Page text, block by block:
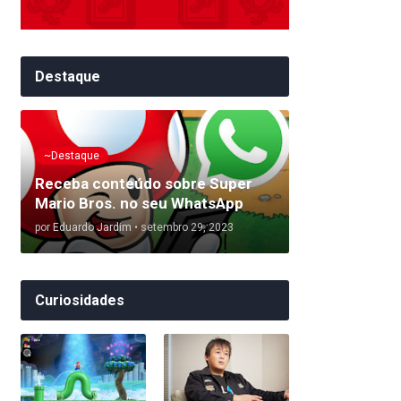
Destaque
~Destaque
Receba conteúdo sobre Super
Mario Bros. no seu WhatsApp
por Eduardo Jardim • setembro 29, 2023
Curiosidades